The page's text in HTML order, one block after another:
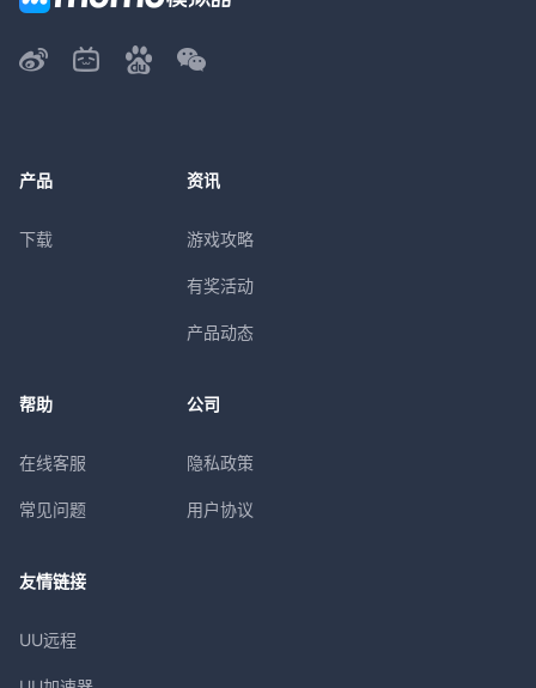
产品
下载
资讯
游戏攻略
有奖活动
产品动态
帮助
在线客服
常见问题
公司
隐私政策
用户协议
友情链接
UU远程